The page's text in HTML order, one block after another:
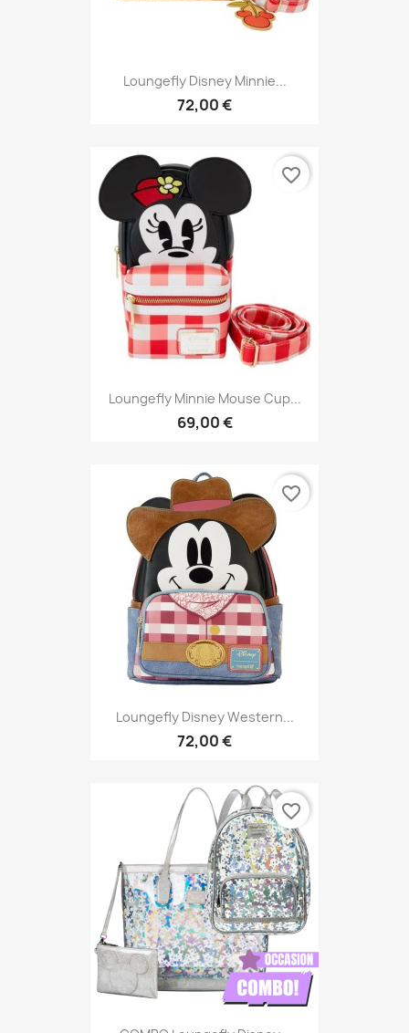
Loungefly Disney Minnie...
72,00 €
Loungefly Minnie Mouse Cup...
69,00 €
favorite_border
Loungefly Disney Western...
72,00 €
favorite_border
favorite_border